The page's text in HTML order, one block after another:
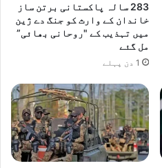
283 سالہ پاکستانی برتن ساز
خاندان کے وارث کو جنگ دے ژین
میں تہذیب کے "روحانی بھائی”
مل گئے
1 دن پہلے